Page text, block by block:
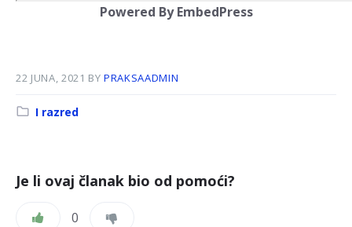
Powered By EmbedPress
22 JUNA, 2021 BYPRAKSAADMIN
Kategorija:
I razred
Je li ovaj članak bio od pomoći?
0